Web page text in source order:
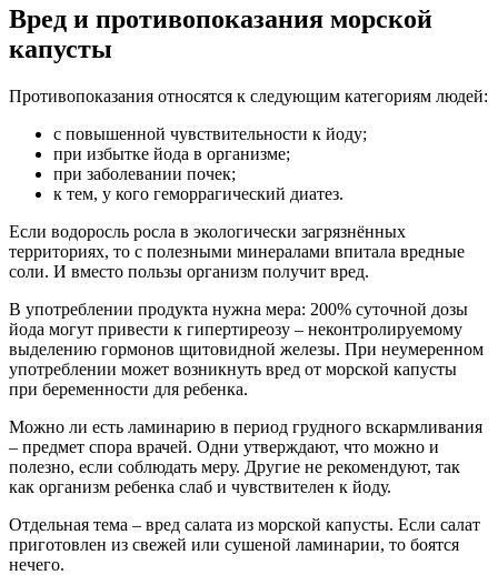
Вред и противопоказания морской
капусты
Противопоказания относятся к следующим категориям людей:
с повышенной чувствительности к йоду;
при избытке йода в организме;
при заболевании почек;
к тем, у кого геморрагический диатез.
Если водоросль росла в экологически загрязнённых
территориях, то с полезными минералами впитала вредные
соли. И вместо пользы организм получит вред.
В употреблении продукта нужна мера: 200% суточной дозы
йода могут привести к гипертиреозу – неконтролируемому
выделению гормонов щитовидной железы. При неумеренном
употреблении может возникнуть вред от морской капусты
при беременности для ребенка.
Можно ли есть ламинарию в период грудного вскармливания
– предмет спора врачей. Одни утверждают, что можно и
полезно, если соблюдать меру. Другие не рекомендуют, так
как организм ребенка слаб и чувствителен к йоду.
Отдельная тема – вред салата из морской капусты. Если салат
приготовлен из свежей или сушеной ламинарии, то боятся
нечего.